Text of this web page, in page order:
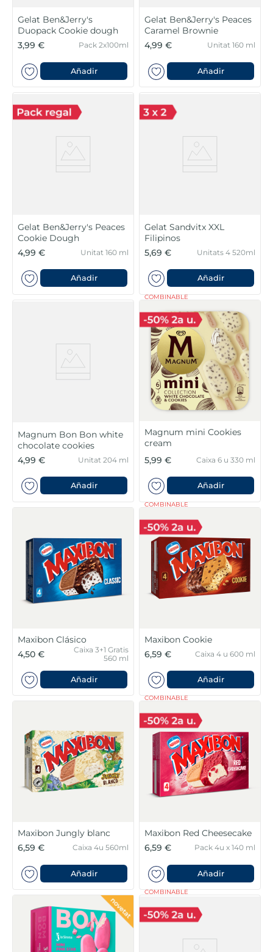
Gelat Ben&Jerry's
Duopack Cookie dough
3,99 €
Pack 2x100ml
Añadir
Gelat Ben&Jerry's Peaces
Caramel Brownie
4,99 €
Unitat 160 ml
Añadir
Gelat Ben&Jerry's Peaces
Cookie Dough
4,99 €
Unitat 160 ml
Añadir
Gelat Sandvitx XXL
Filipinos
5,69 €
COMBINABLE
Unitats 4 520ml
Añadir
Magnum Bon Bon white
chocolate cookies
4,99 €
Unitat 204 ml
Añadir
Magnum mini Cookies
cream
5,99 €
COMBINABLE
Caixa 6 u 330 ml
Añadir
Maxibon Clásico
4,50 €
Caixa 3+1 Gratis
560 ml
Añadir
Maxibon Cookie
6,59 €
COMBINABLE
Caixa 4 u 600 ml
Añadir
Maxibon Jungly blanc
6,59 €
Caixa 4u 560ml
Añadir
Maxibon Red Cheesecake
6,59 €
COMBINABLE
Pack 4u x 140 ml
Añadir